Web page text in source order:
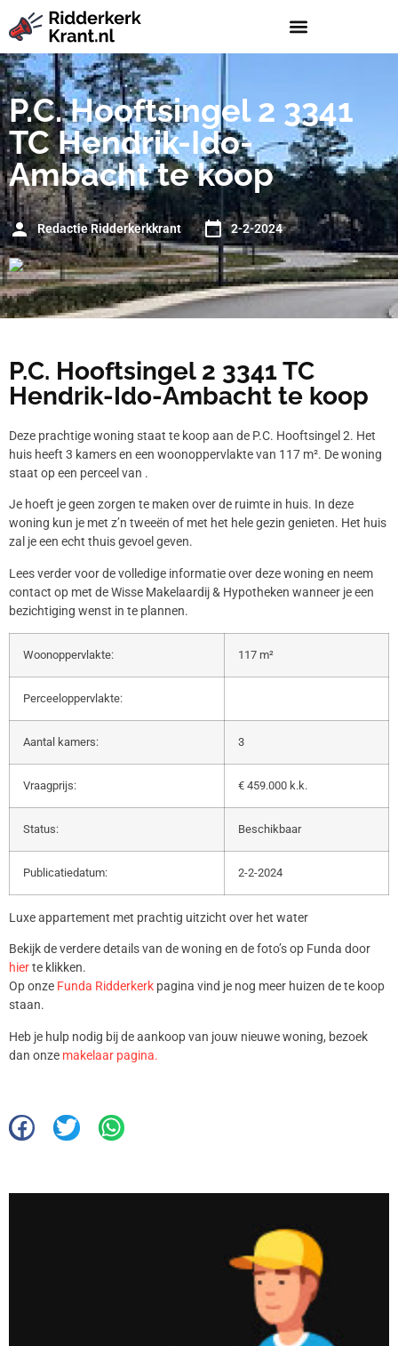
P.C. Hooftsingel 2 3341
TC Hendrik-Ido-
Ambacht te koop
Redactie Ridderkerkkrant 2-2-2024
P.C. Hooftsingel 2 3341 TC
Hendrik-Ido-Ambacht te koop
Deze prachtige woning staat te koop aan de P.C. Hooftsingel 2. Het
huis heeft 3 kamers en een woonoppervlakte van 117 m². De woning
staat op een perceel van .
Je hoeft je geen zorgen te maken over de ruimte in huis. In deze
woning kun je met z’n tweeën of met het hele gezin genieten. Het huis
zal je een echt thuis gevoel geven.
Lees verder voor de volledige informatie over deze woning en neem
contact op met de Wisse Makelaardij & Hypotheken wanneer je een
bezichtiging wenst in te plannen.
Woonoppervlakte: 117 m²
Perceeloppervlakte:
Aantal kamers: 3
Vraagprijs: € 459.000 k.k.
Status: Beschikbaar
Publicatiedatum: 2-2-2024
Luxe appartement met prachtig uitzicht over het water
Bekijk de verdere details van de woning en de foto’s op Funda door
hierte klikken.
Op onze Funda Ridderkerk pagina vind je nog meer huizen de te koop
staan.
Heb je hulp nodig bij de aankoop van jouw nieuwe woning, bezoek
dan onze makelaar pagina.